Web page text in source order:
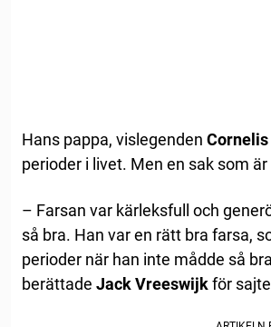
Hans pappa, vislegenden
perioder i livet. Men en sak som
– Farsan var kärleksfull och
så bra. Han var en rätt bra farsa,
perioder när han inte mådde så
berättade Jack Vreeswijkför